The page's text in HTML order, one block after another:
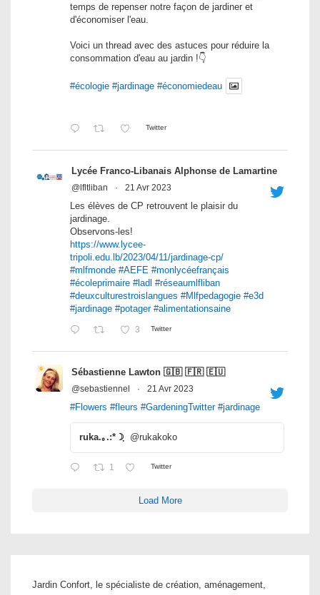
temps de repenser notre façon de jardiner et
d'économiser l'eau.
Voici un thread avec des astuces pour réduire la
consommation d'eau au jardin !👇
#écologie #jardinage #économiedeau
Twitter
Lycée Franco-Libanais Alphonse de Lamartine
@lfltliban · 21 Avr 2023
Les élèves de CP retrouvent le plaisir du
jardinage.
Observons-les!
https://www.lycee-
tripoli.edu.lb/2023/04/11/jardinage-cp/
#mlfmonde #AEFE #monlycéefrançais
#écoleprimaire #ladl #réseaumlfliban
#deuxculturestroislangues #Mlfpedagogie #e3d
#jardinage #potager #alimentationsaine
3 Twitter
Sébastienne Lawton 🇬🇧 🇫🇷 🇪🇺
@sebastiennel · 21 Avr 2023
#Flowers #fleurs #GardeningTwitter #jardinage
ruka.｡.:*☽ฺ @rukakoko
1 Twitter
Load More
Jardin Confort, le spécialiste de création, aménagement,